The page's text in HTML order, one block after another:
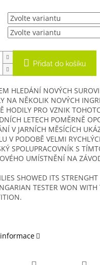
Přidat do košíku
HLEDÁNÍ NOVÝCH
NA NĚKOLIK NOVÝCH
HODILY PRO VZNIK
LETECH POMĚRNĚ
V JARNÍCH MĚSÍCÍCH
V PODOBĚ VELMI
SPOLUPRACOVNÍK S
UMÍSTNĚNÍ NA
SHOWED ITS
TESTER WON WITH